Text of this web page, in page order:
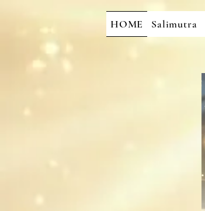
HOME Salimutra